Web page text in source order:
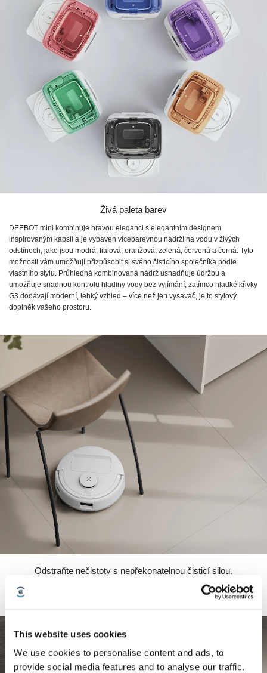
This website uses cookies
We use cookies to personalise content and ads, to
provide social media features and to analyse our traffic.
Živá paleta barev
DEEBOT mini kombinuje hravou eleganci s elegantním designem
inspirovaným kapslí a je vybaven vícebarevnou nádrží na vodu v živých
odstínech, jako jsou modrá, fialová, oranžová, zelená, červená a černá. Tyto
možnosti vám umožňují přizpůsobit si svého čisticího společníka podle
vlastního stylu. Průhledná kombinovaná nádrž usnadňuje údržbu a
umožňuje snadnou kontrolu hladiny vody bez vyjímání, zatímco hladké křivky
G3 dodávají moderní, lehký vzhled – více než jen vysavač, je to stylový
doplněk vašeho prostoru.
Odstraňte nečistoty s nepřekonatelnou čisticí silou.